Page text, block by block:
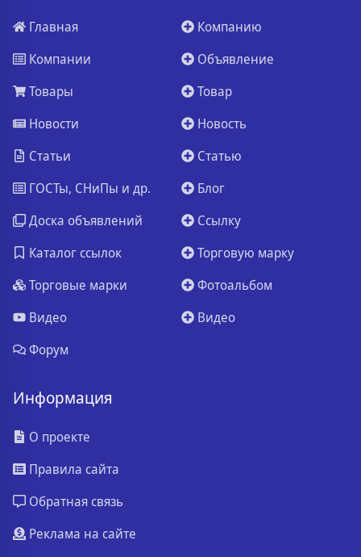
Главная
Компании
Товары
Новости
Статьи
ГОСТы, СНиПы и др.
Доска объявлений
Каталог ссылок
Торговые марки
Видео
Форум
Компанию
Объявление
Товар
Новость
Статью
Блог
Ссылку
Торговую марку
Фотоальбом
Видео
Информация
О проекте
Правила сайта
Обратная связь
Реклама на сайте